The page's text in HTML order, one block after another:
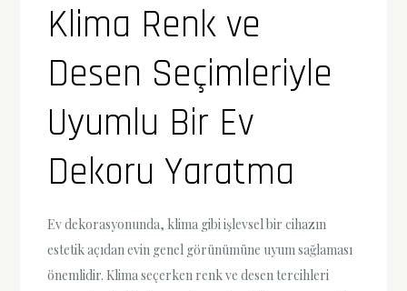
Klima Renk ve
Desen Seçimleriyle
Uyumlu Bir Ev
Dekoru Yaratma
Ev dekorasyonunda, klima gibi işlevsel bir cihazın
estetik açıdan evin genel görünümüne uyum sağlaması
önemlidir. Klima seçerken renk ve desen tercihleri